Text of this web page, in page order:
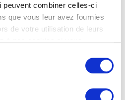
peuvent combiner celles-ci
que vous leur avez fournies
de votre utilisation de leurs